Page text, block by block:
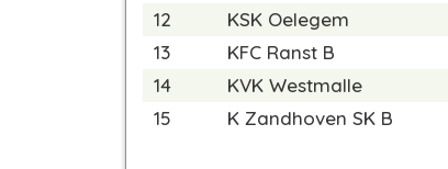
12
KSK Oelegem
13
KFC Ranst B
14
KVK Westmalle
15
K Zandhoven SK B